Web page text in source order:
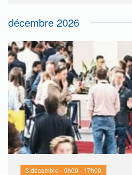
décembre 2026
3 décembre - 9h00 - 17h00